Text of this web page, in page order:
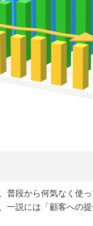
普段から何気なく使
説には「顧客への